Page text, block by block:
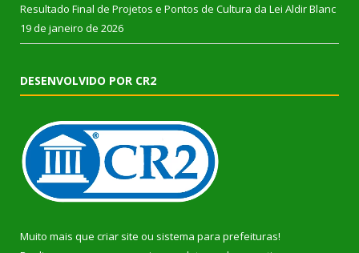
Resultado Final de Projetos e Pontos de Cultura da Lei Aldir Blanc
19 de janeiro de 2026
DESENVOLVIDO POR CR2
Muito mais que criar site ou sistema para prefeituras!